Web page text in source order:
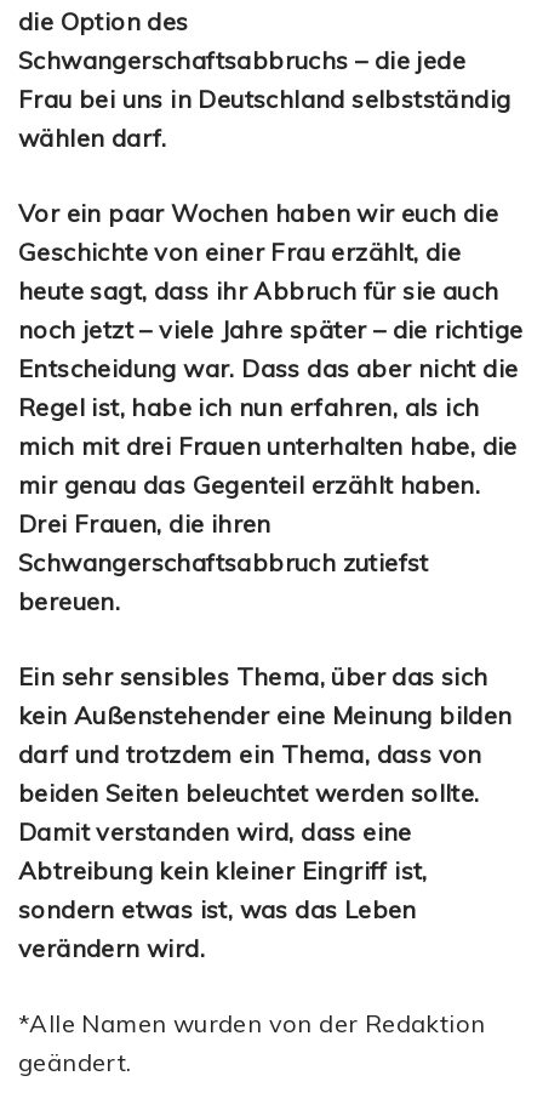
die Option des
Schwangerschaftsabbruchs – die jede
Frau bei uns in Deutschland selbstständig
wählen darf.
Vor ein paar Wochen haben wir euch die
Geschichte von einer Frau erzählt, die
heute sagt, dass ihr Abbruch für sie auch
noch jetzt – viele Jahre später – die richtige
Entscheidung war. Dass das aber nicht die
Regel ist, habe ich nun erfahren, als ich
mich mit drei Frauen unterhalten habe, die
mir genau das Gegenteil erzählt haben.
Drei Frauen, die ihren
Schwangerschaftsabbruch zutiefst
bereuen.
Ein sehr sensibles Thema, über das sich
kein Außenstehender eine Meinung bilden
darf und trotzdem ein Thema, dass von
beiden Seiten beleuchtet werden sollte.
Damit verstanden wird, dass eine
Abtreibung kein kleiner Eingriff ist,
sondern etwas ist, was das Leben
verändern wird.
*Alle Namen wurden von der Redaktion
geändert.